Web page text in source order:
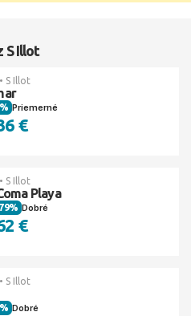
S Illot
S Illot
Priemerné
€
S Illot
Playa
Dobré
79%
€
S Illot
Dobré